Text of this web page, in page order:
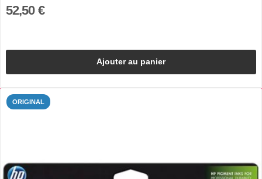
52,50 €
Ajouter au panier
ORIGINAL